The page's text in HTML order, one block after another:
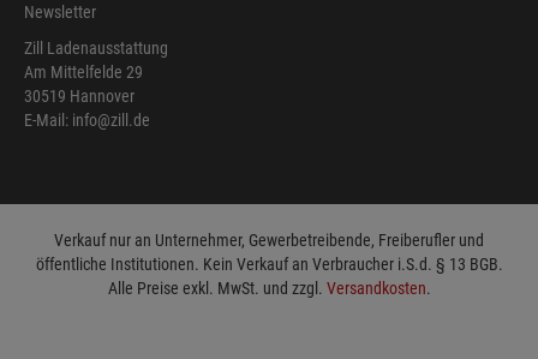
Newsletter
Zill Ladenausstattung
Am Mittelfelde 29
30519 Hannover
E-Mail: info@zill.de
Verkauf nur an Unternehmer, Gewerbetreibende, Freiberufler und
öffentliche Institutionen. Kein Verkauf an Verbraucher i.S.d. § 13 BGB.
Alle Preise exkl. MwSt. und zzgl. Versandkosten.